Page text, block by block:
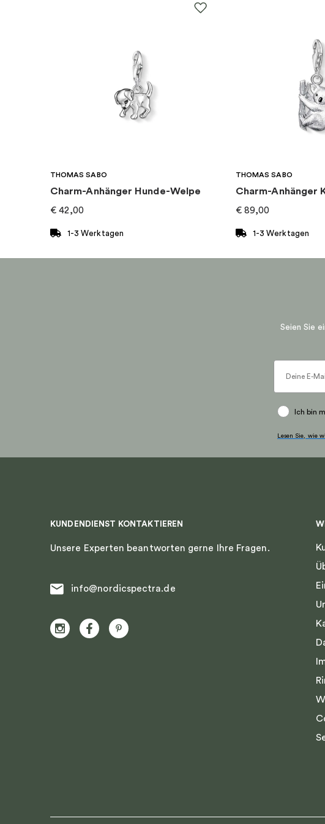
Kollektion: Crown
Goldkarat:
THOMAS SABO
Charm-Anhänger Hunde-Welpe
€ 42,00
1-3 Werktagen
THOMAS SABO
Charm-Anhänger
€ 89,00
1-3 Werktagen
Seien Sie
Ich bin
Lesen Sie, wie
KUNDENDIENST KONTAKTIEREN
Unsere Experten beantworten gerne Ihre Fragen.
info@nordicspectra.de